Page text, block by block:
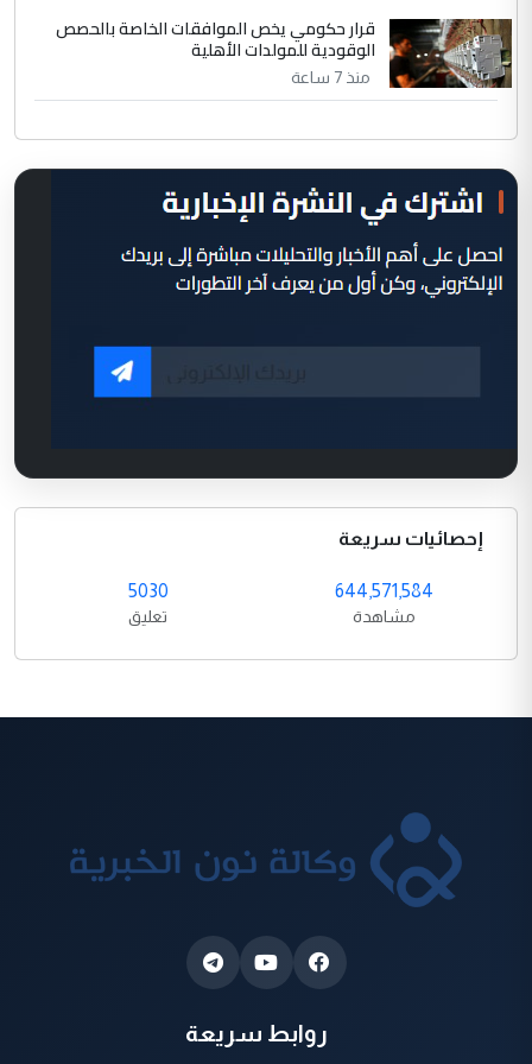
قرار حكومي يخص الموافقات الخاصة بالحصص
الوقودية للمولدات الأهلية
منذ 7 ساعة
إحصائيات سريعة
644,571,584
مشاهدة
5030
تعليق
روابط سريعة